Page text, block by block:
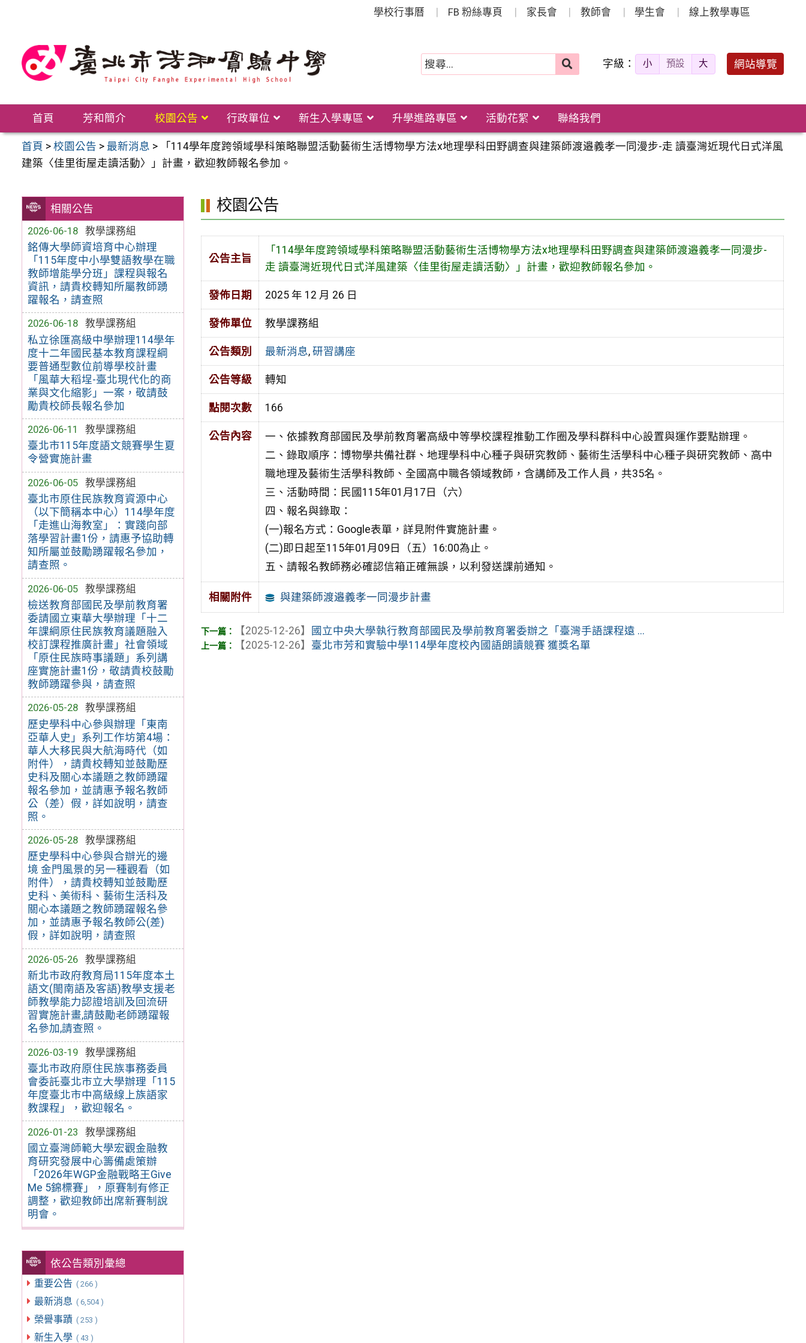
學校行事曆 FB 粉絲專頁 家長會 教師會 學生會 線上教學專區
字級： 小 預設 大 網站導覽
首頁 芳和簡介 校園公告 行政單位 新生入學專區 升學進路專區 活動花絮 聯絡我們
首頁 >校園公告 > 最新消息 >
「114學年度跨領域學科策略聯盟活動藝術生活博物學方法x地理學科田野調查與建築師渡邉義孝一同漫步-走 讀臺灣近現代日式洋風
建築〈佳里街屋走讀活動〉」計畫，歡迎教師報名參加。
相關公告
2026-06-18
教學課務組
銘傳大學師資培育中心辦理
「115年度中小學雙語教學在職
教師增能學分班」課程與報名
資訊，請貴校轉知所屬教師踴
躍報名，請查照
2026-06-18
教學課務組
私立徐匯高級中學辦理114學年
度十二年國民基本教育課程綱
要普通型數位前導學校計畫
「風華大稻埕-臺北現代化的商
業與文化縮影」一案，敬請鼓
勵貴校師長報名參加
2026-06-11
教學課務組
臺北市115年度語文競賽學生夏
令營實施計畫
2026-06-05
教學課務組
臺北市原住民族教育資源中心
（以下簡稱本中心）114學年度
「走進山海教室」：實踐向部
落學習計畫1份，請惠予協助轉
知所屬並鼓勵踴躍報名參加，
請查照。
2026-06-05
教學課務組
檢送教育部國民及學前教育署
委請國立東華大學辦理「十二
年課綱原住民族教育議題融入
校訂課程推廣計畫」社會領域
「原住民族時事議題」系列講
座實施計畫1份，敬請貴校鼓勵
教師踴躍參與，請查照
2026-05-28
教學課務組
歷史學科中心參與辦理「東南
亞華人史」系列工作坊第4場：
華人大移民與大航海時代（如
附件），請貴校轉知並鼓勵歷
史科及關心本議題之教師踴躍
報名參加，並請惠予報名教師
公（差）假，詳如說明，請查
照。
2026-05-28
教學課務組
歷史學科中心參與合辦光的邊
境 金門風景的另一種觀看（如
附件），請貴校轉知並鼓勵歷
史科、美術科、藝術生活科及
關心本議題之教師踴躍報名參
加，並請惠予報名教師公(差)
假，詳如說明，請查照
2026-05-26
教學課務組
新北市政府教育局115年度本土
語文(閩南語及客語)教學支援老
師教學能力認證培訓及回流研
習實施計畫,請鼓勵老師踴躍報
名參加,請查照。
2026-03-19
教學課務組
臺北市政府原住民族事務委員
會委託臺北市立大學辦理「115
年度臺北市中高級線上族語家
教課程」，歡迎報名。
2026-01-23
教學課務組
國立臺灣師範大學宏觀金融教
育研究發展中心籌備處策辦
「2026年WGP金融戰略王Give
Me 5錦標賽」，原賽制有修正
調整，歡迎教師出席新賽制說
明會。
依公告類別彙總
重要公告 ( 266 )
最新消息 ( 6,504 )
榮譽事蹟 ( 253 )
新生入學 ( 43 )
校園公告
公告主旨
「114學年度跨領域學科策略聯盟活動藝術生活博物學方法x地理學科田野調查與建築師渡邉義孝一同漫步-
走 讀臺灣近現代日式洋風建築〈佳里街屋走讀活動〉」計畫，歡迎教師報名參加。
發佈日期 2025 年 12 月 26 日
發佈單位 教學課務組
公告類別 最新消息, 研習講座
公告等級 轉知
點閱次數 166
公告內容
一、依據教育部國民及學前教育署高級中等學校課程推動工作圈及學科群科中心設置與運作要點辦理。
二、錄取順序：博物學共備社群、地理學科中心種子與研究教師、藝術生活學科中心種子與研究教師、高中
職地理及藝術生活學科教師、全國高中職各領域教師，含講師及工作人員，共35名。
三、活動時間：民國115年01月17日（六）
四、報名與錄取：
(一)報名方式：Google表單，詳見附件實施計畫。
(二)即日起至115年01月09日（五）16:00為止。
五、請報名教師務必確認信箱正確無誤，以利發送課前通知。
相關附件 與建築師渡邉義孝一同漫步計畫
【2025-12-26】 國立中央大學執行教育部國民及學前教育署委辦之「臺灣手語課程遠 ...
【2025-12-26】 臺北市芳和實驗中學114學年度校內國語朗讀競賽 獲獎名單